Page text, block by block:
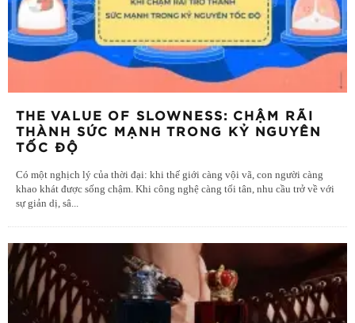
THE VALUE OF SLOWNESS: CHẬM RÃI
THÀNH SỨC MẠNH TRONG KỶ NGUYÊN
TỐC ĐỘ
Có một nghịch lý của thời đại: khi thế giới càng vội vã, con người càng
khao khát được sống chậm. Khi công nghệ càng tối tân, nhu cầu trở về với
sự giản dị, sâ